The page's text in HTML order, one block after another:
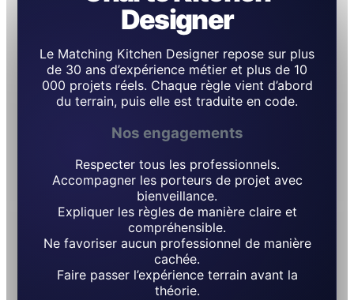
Designer
Le Matching Kitchen Designer repose sur plus
de 30 ans d’expérience métier et plus de 10
000 projets réels. Chaque règle vient d’abord
du terrain, puis elle est traduite en code.
Nos engagements
Respecter tous les professionnels.
Accompagner les porteurs de projet avec
bienveillance.
Expliquer les règles de manière claire et
compréhensible.
Ne favoriser aucun professionnel de manière
cachée.
Faire passer l’expérience terrain avant la
théorie.